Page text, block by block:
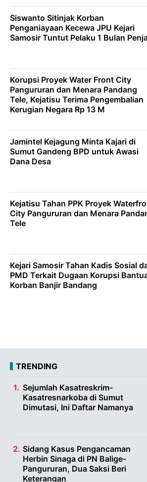
Siswanto Sitinjak Korban
Penganiayaan Kecewa JPU Kejari
Samosir Tuntut Pelaku 1 Bulan
Korupsi Proyek Water Front City
Pangururan dan Menara Pandang
Tele, Kejatisu Terima Pengembalian
Kerugian Negara Rp 13 M
Jamintel Kejagung Minta Kajari di
Sumut Gandeng BPD untuk Awasi
Dana Desa
Kejatisu Tahan PPK Proyek
City Pangururan dan Menara
Tele
Kejari Samosir Tahan Kadis Sosial
PMD Terkait Dugaan Korupsi
Korban Banjir Bandang
TRENDING
Sejumlah Kasatreskrim-
Kasatresnarkoba di Sumut
Dimutasi, Ini Daftar Namanya
Sidang Kasus Pengancaman
Herbin Sinaga di PN Balige-
Pangururan, Dua Saksi Beri
Keterangan